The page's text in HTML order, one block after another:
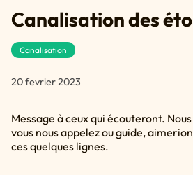
Canalisation des
Canalisation
20 fevrier 2023
Message à ceux qui écouteront.
vous nous appelez ou guide,
ces quelques lignes.